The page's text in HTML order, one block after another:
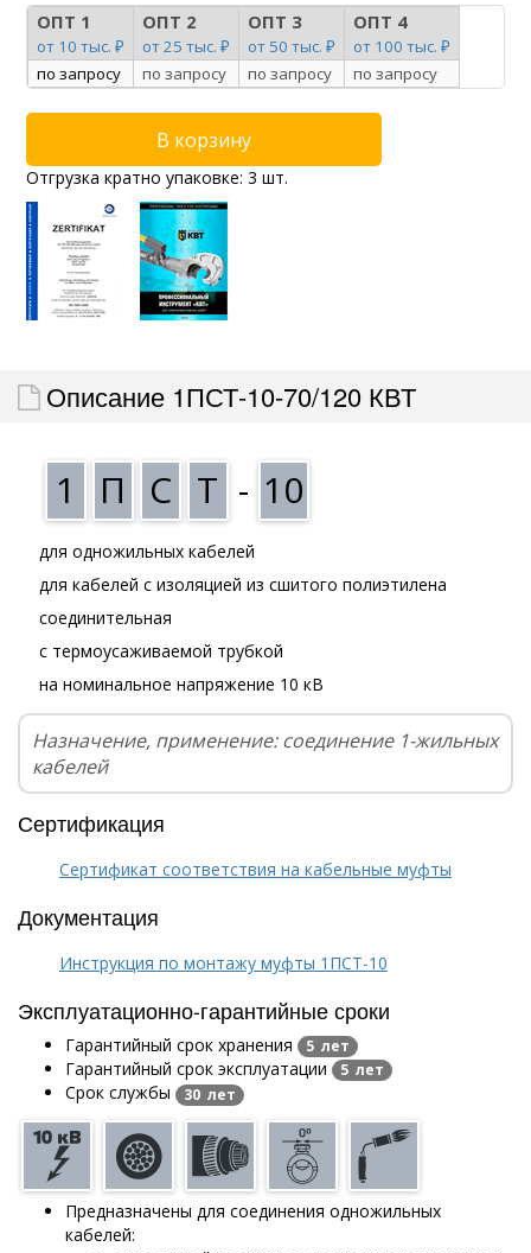
ОПТ 1
от 10 тыс. ₽
ОПТ 2
от 25 тыс. ₽
ОПТ 3
от 50 тыс. ₽
ОПТ 4
от 100 тыс. ₽
по запросу
по запросу по запросу по запросу
Отгрузка кратно упаковке: 3 шт.
Описание 1ПСТ-10-70/120 КВТ
1 П С Т - 10
для одножильных кабелей
для кабелей с изоляцией из сшитого полиэтилена
соединительная
с термоусаживаемой трубкой
на номинальное напряжение 10 кВ
Назначение, применение: соединение 1-жильных
кабелей
Сертификация
Сертификат соответствия на кабельные муфты
Документация
Инструкция по монтажу муфты 1ПСТ-10
Эксплуатационно-гарантийные сроки
Гарантийный срок хранения 5 лет
Гарантийный срок эксплуатации 5 лет
Срок службы 30 лет
Предназначены для соединения одножильных
кабелей: